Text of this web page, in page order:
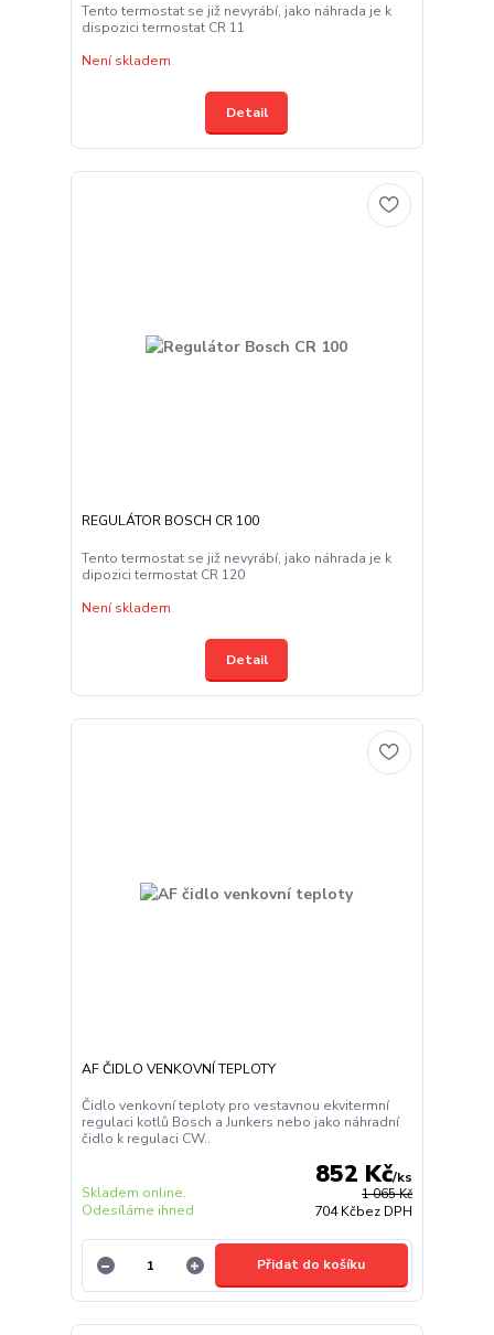
Tento termostat se již nevyrábí, jako náhrada je k
dispozici termostat CR 11
Není skladem
Detail
REGULÁTOR BOSCH CR 100
Tento termostat se již nevyrábí, jako náhrada je k
dipozici termostat CR 120
Není skladem
Detail
AF ČIDLO VENKOVNÍ TEPLOTY
Čidlo venkovní teploty pro vestavnou ekvitermní
regulaci kotlů Bosch a Junkers nebo jako náhradní
čidlo k regulaci CW..
1 065 Kč
852 Kč/ks
704 Kčbez DPH
Skladem online.
Odesíláme ihned
Přidat do košíku